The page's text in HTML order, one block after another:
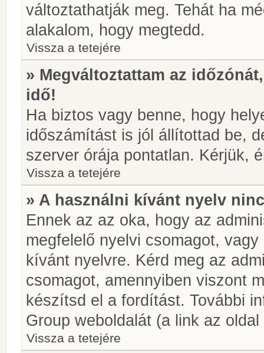
változtathatják meg. Tehát ha
alakalom, hogy megtedd.
Vissza a tetejére
» Megváltoztattam az
idő!
Ha biztos vagy benne, hogy
időszámítást is jól állítottad be,
szerver órája pontatlan. Kérjük,
Vissza a tetejére
» A használni kívánt nyelv
Ennek az az oka, hogy az
megfelelő nyelvi csomagot,
kívánt nyelvre. Kérd meg az
csomagot, amennyiben viszont
készítsd el a fordítást. További
Group weboldalát (a link az
Vissza a tetejére